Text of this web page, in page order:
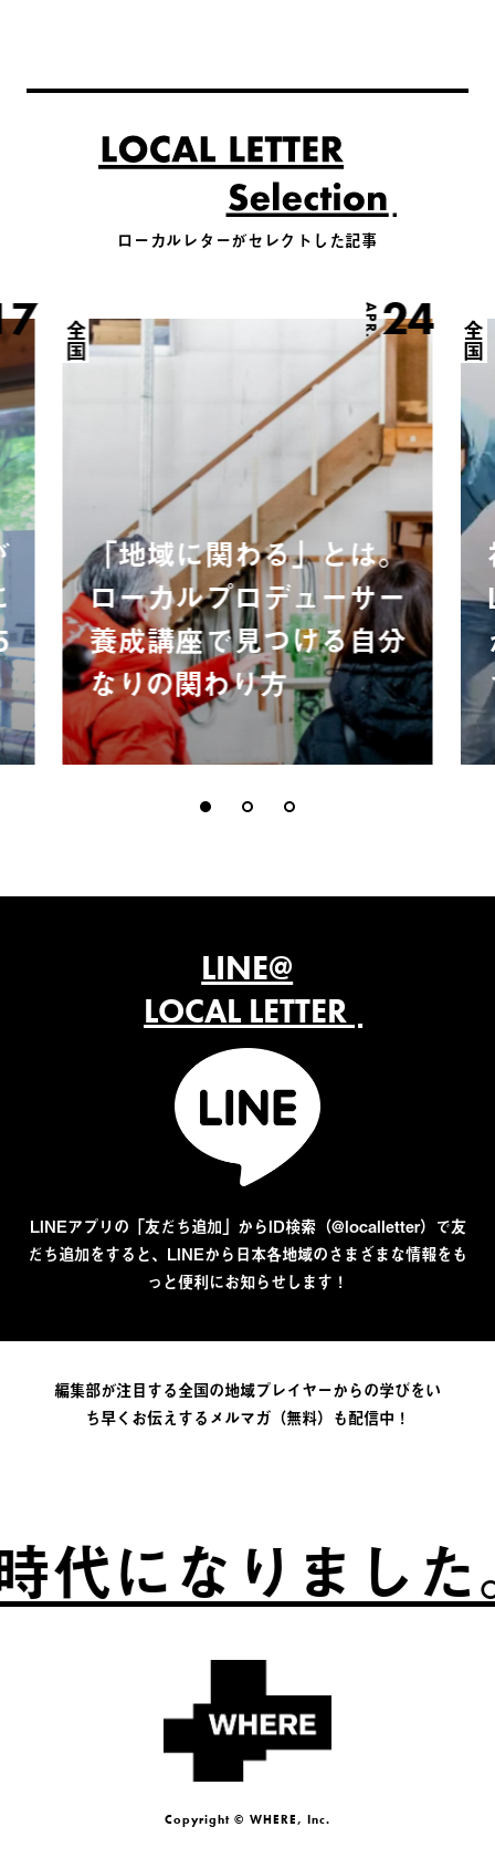
ローカルレターがセレクトした記事
APR.24
全国
「地域に関わる」とは。
ローカルプロデューサー
養成講座で見つける自分
なりの関わり方
全国
LINE@
LOCAL LETTER
LINEアプリの「友だち追加」からID検索（@localletter）で友
だち追加をすると、LINEから日本各地域のさまざまな情報をも
っと便利にお知らせします！
編集部が注目する全国の地域プレイヤーからの学びをい
ち早くお伝えするメルマガ（無料）も配信中！
になりました。
Copyright © WHERE, Inc.